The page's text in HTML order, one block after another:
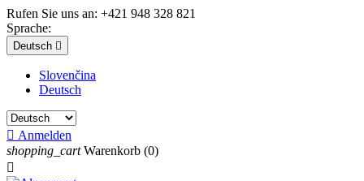
Rufen Sie uns an: +421 948 328 821
Sprache:
Deutsch 
Slovenčina
Deutsch
 Anmelden
shopping_cart Warenkorb (0)
